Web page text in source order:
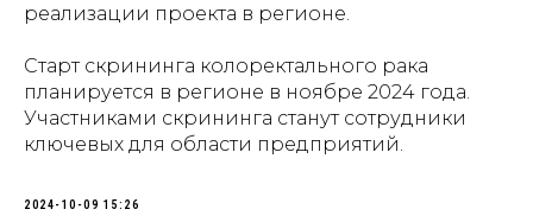
реализации проекта в регионе.
Старт скрининга колоректального рака
планируется в регионе в ноябре 2024 года.
Участниками скрининга станут сотрудники
ключевых для области предприятий.
2024-10-09 15:26